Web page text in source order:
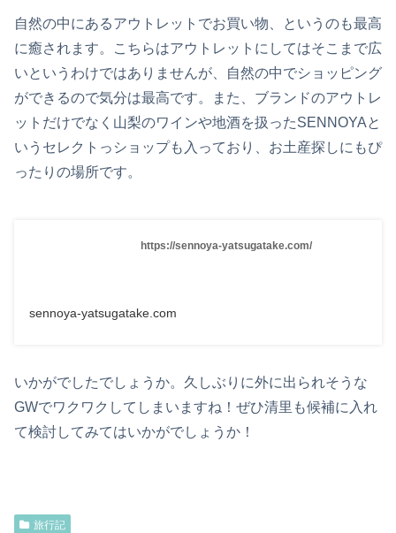
自然の中にあるアウトレットでお買い物、というのも最高
に癒されます。こちらはアウトレットにしてはそこまで広
いというわけではありませんが、自然の中でショッピング
ができるので気分は最高です。また、ブランドのアウトレ
ットだけでなく山梨のワインや地酒を扱ったSENNOYAと
いうセレクトっショップも入っており、お土産探しにもぴ
ったりの場所です。
https://sennoya-yatsugatake.com/
sennoya-yatsugatake.com
いかがでしたでしょうか。久しぶりに外に出られそうな
GWでワクワクしてしまいますね！ぜひ清里も候補に入れ
て検討してみてはいかがでしょうか！
旅行記